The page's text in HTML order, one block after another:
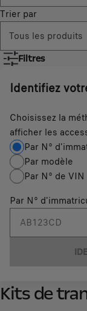
Trier par
Tous les produits
Filtres
Identifiez
Choisissez la
afficher les
Par N°
Par modèle
Par N° de VIN
Par N°
Kits de